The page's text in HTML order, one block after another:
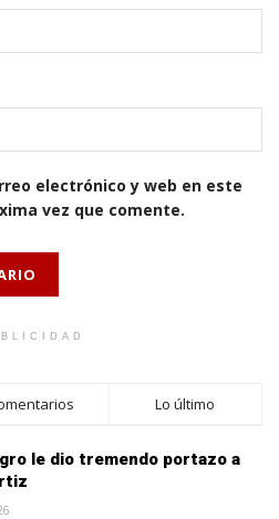
electrónico y web en este
vez que comente.
Lo último
le dio tremendo portazo a